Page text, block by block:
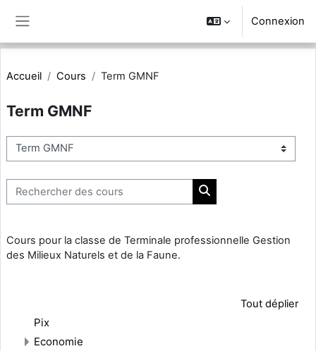
Connexion
Accueil Cours Term GMNF
Term GMNF
Catégories de cours
Rechercher des cours
Rechercher des cours
Cours pour la classe de Terminale professionnelle Gestion
des Milieux Naturels et de la Faune.
Tout déplier
Pix
Economie